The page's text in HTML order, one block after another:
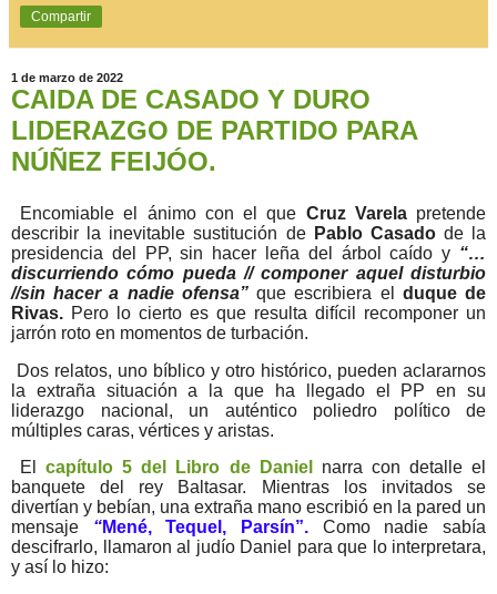
Compartir
1 de marzo de 2022
CAIDA DE CASADO Y DURO
LIDERAZGO DE PARTIDO PARA
NÚÑEZ FEIJÓO.
Encomiable el ánimo con el que Cruz Varelapretende
describir la inevitable sustitución de Pablo Casadode la
presidencia del PP, sin hacer leña del árbol caído y “…
discurriendo cómo pueda // componer aquel disturbio
//sin hacer a nadie ofensa”que escribiera el duque de
Rivas. Pero lo cierto es que resulta difícil recomponer un
jarrón roto en momentos de turbación.
Dos relatos, uno bíblico y otro histórico, pueden aclararnos
la extraña situación a la que ha llegado el PP en su
liderazgo nacional, un auténtico poliedro político de
múltiples caras, vértices y aristas.
Elcapítulo 5del Libro de Daniel narra con detalle el
banquete del rey Baltasar. Mientras los invitados se
divertían y bebían, una extraña mano escribió en la pared un
mensaje
“Mené, Tequel, Parsín”. Como nadie sabía
descifrarlo, llamaron al judío Daniel para que lo interpretara,
y así lo hizo: